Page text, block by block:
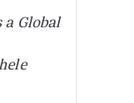
a Global